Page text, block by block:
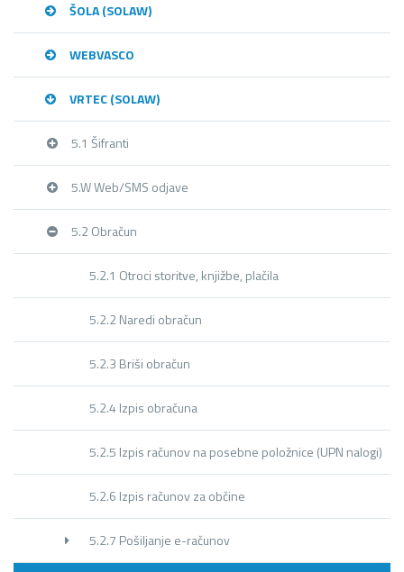
ŠOLA (SOLAW)
WEBVASCO
VRTEC (SOLAW)
5.1 Šifranti
5.W Web/SMS odjave
5.2 Obračun
5.2.1 Otroci storitve, knjižbe, plačila
5.2.2 Naredi obračun
5.2.3 Briši obračun
5.2.4 Izpis obračuna
5.2.5 Izpis računov na posebne položnice (UPN nalogi)
5.2.6 Izpis računov za občine
5.2.7 Pošiljanje e-računov